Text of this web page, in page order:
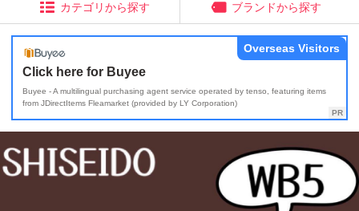
カテゴリから探す ブランドから探す
Click here for Buyee
Buyee - A multilingual purchasing agent service operated by tenso, featuring items
from JDirectItems Fleamarket (provided by LY Corporation)
Overseas Visitors